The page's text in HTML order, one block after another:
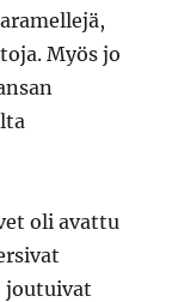
Myös jo
oli avattu
joutuivat